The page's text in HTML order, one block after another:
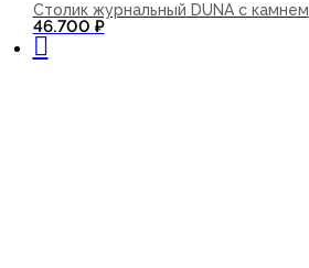
Столик журнальный DUNA с камнем
46.700 ₽